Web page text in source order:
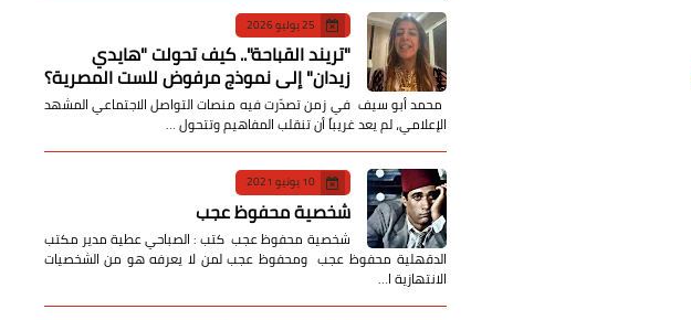
25 يوليو 2026
​"تريند القباحة".. كيف تحولت "هايدي
زيدان" إلى نموذج مرفوض للست المصرية؟
​ محمد أبو سيف ​في زمن تصدّرت فيه منصات التواصل الاجتماعي المشهد
الإعلامي، لم يعد غريباً أن تنقلب المفاهيم وتتحول …
10 يونيو 2021
شخصية محفوظ عجب
شخصية محفوظ عجب كتب : الصباحي عطية مدير مكتب
الدقهلية محفوظ عجب ومحفوظ عجب لمن لا يعرفه هو من الشخصيات
الانتهازية ا…